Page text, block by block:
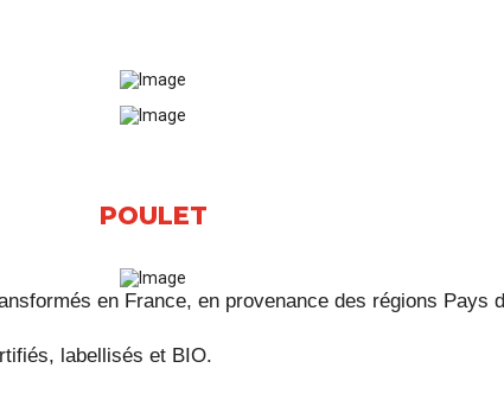
POULET
en France, en provenance des régions Pays
labellisés et BIO.